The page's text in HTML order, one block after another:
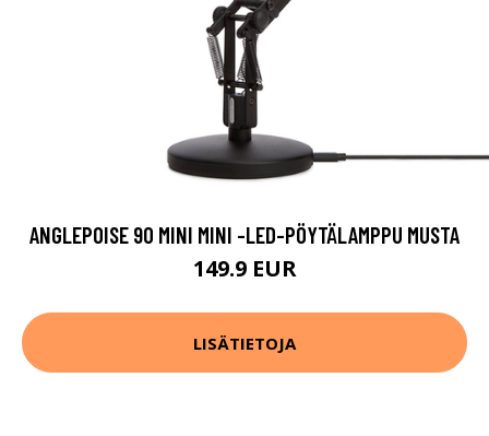
ANGLEPOISE 90 MINI MINI -LED-PÖYTÄLAMPPU MUSTA
149.9 EUR
LISÄTIETOJA